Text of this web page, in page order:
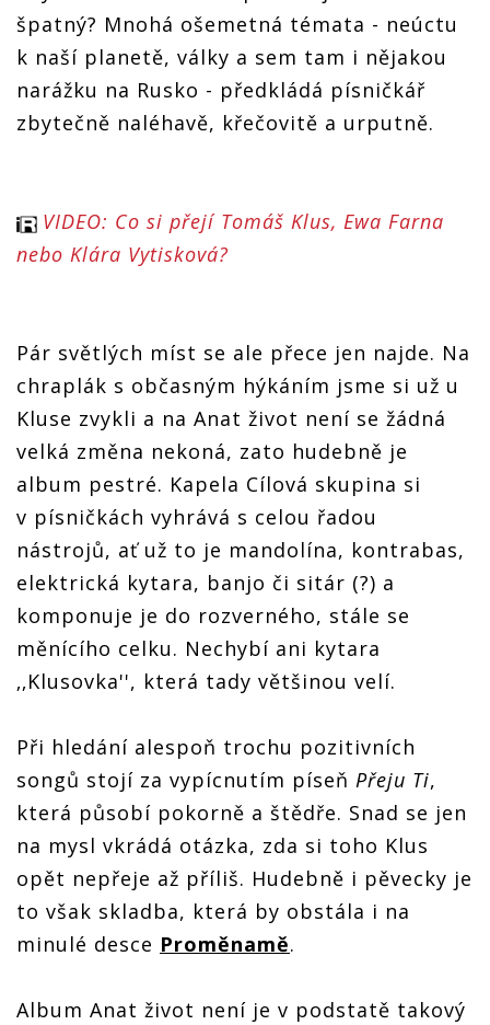
špatný? Mnohá ošemetná témata - neúctu
k naší planetě, války a sem tam i nějakou
narážku na Rusko - předkládá písničkář
zbytečně naléhavě, křečovitě a urputně.
VIDEO: Co si přejí Tomáš Klus, Ewa Farna
nebo Klára Vytisková?
Pár světlých míst se ale přece jen najde. Na
chraplák s občasným hýkáním jsme si už u
Kluse zvykli a na Anat život není se žádná
velká změna nekoná, zato hudebně je
album pestré. Kapela Cílová skupina si
v písničkách vyhrává s celou řadou
nástrojů, ať už to je mandolína, kontrabas,
elektrická kytara, banjo či sitár (?) a
komponuje je do rozverného, stále se
měnícího celku. Nechybí ani kytara
‚‚Klusovka'', která tady většinou velí.
Při hledání alespoň trochu pozitivních
songů stojí za vypícnutím píseň Přeju Ti,
která působí pokorně a štědře. Snad se jen
na mysl vkrádá otázka, zda si toho Klus
opět nepřeje až příliš. Hudebně i pěvecky je
to však skladba, která by obstála i na
minulé desce Proměnamě.
Album Anat život není je v podstatě takový